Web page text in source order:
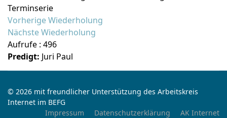
Terminserie
Vorherige Wiederholung
Nächste Wiederholung
Aufrufe : 496
Predigt: Juri Paul
© 2026 mit freundlicher Unterstützung des Arbeitskreis
Internet im BEFG
Impressum
Datenschutzerklärung AK Internet